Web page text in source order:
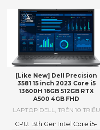
[Like New] Dell Precision
3581 15 inch 2023 Core i5
13600H 16GB 512GB RTX
A500 4GB FHD
LAPTOP DELL, TRÊN 10 TRIỆU
CPU: 13th Gen Intel Core i5-